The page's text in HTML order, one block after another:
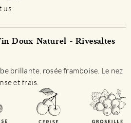
us
Doux Naturel - Rivesaltes
brillante, rosée framboise. Le nez
et frais.